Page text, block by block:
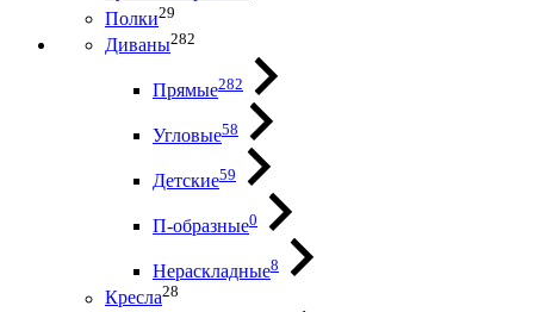
Полки29
Диваны282
Прямые282
Угловые58
Детские59
П-образные0
Нераскладные8
Кресла28